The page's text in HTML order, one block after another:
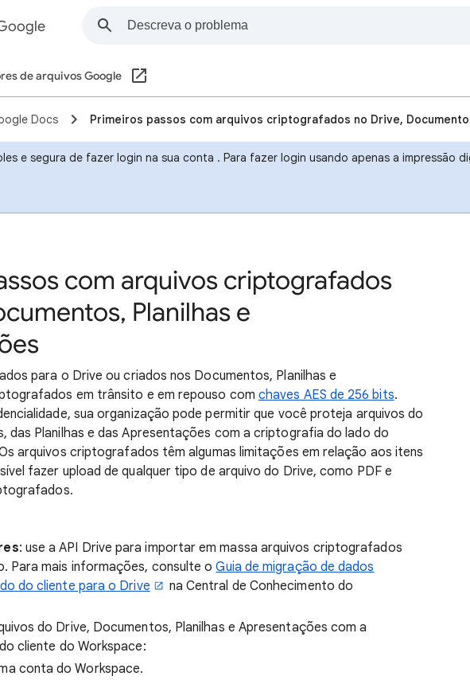
de arquivos Google
Docs Primeiros passos com arquivos criptografados no Drive,
e segura de fazer login na sua conta . Para fazer login usando apenas a
com arquivos criptografados
Planilhas e
para o Drive ou criados nos Documentos, Planilhas e
em trânsito e em repouso com chaves AES de 256 bits.
sua organização pode permitir que você proteja arquivos do
das Planilhas e das Apresentações com a criptografia do lado do
arquivos criptografados têm algumas limitações em relação aos itens
fazer upload de qualquer tipo de arquivo do Drive, como PDF e
: use a API Drive para importar em massa arquivos criptografados
Para mais informações, consulte oGuia de migração de dados
do cliente para o Drive
na Central de Conhecimento do
do Drive, Documentos, Planilhas e Apresentações com a
cliente do Workspace:
conta do Workspace.